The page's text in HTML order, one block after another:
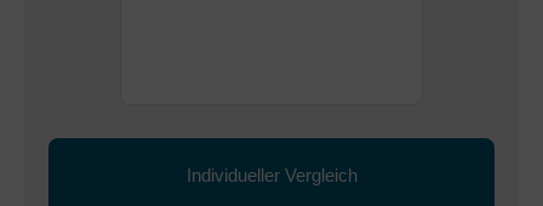
Individueller Vergleich